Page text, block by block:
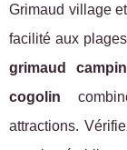
Grimaud village
facilité aux
grimaud
cogolin
attractions.